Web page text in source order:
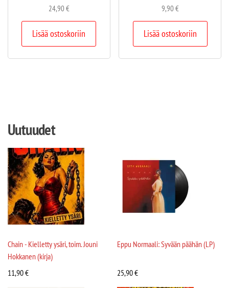
24,90€
Lisää ostoskoriin
9,90€
Lisää ostoskoriin
Uutuudet
Chain - Kielletty ysäri, toim. Jouni
Hokkanen (kirja)
11,90€
Eppu Normaali: Syvään päähän (LP)
25,90€